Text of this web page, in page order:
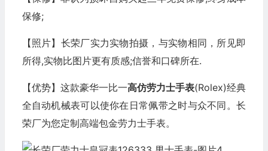
保修;
【照片】长荣厂实力实物拍摄，与实物相同，所见即
所得,实物比图片更有质感;信誉和口碑所在.
【优势】这款豪华一比一高仿劳力士手表(Rolex)经典
全自动机械表可以使你在日常佩带之时与众不同。长
荣厂为您定制高端包金劳力士手表。